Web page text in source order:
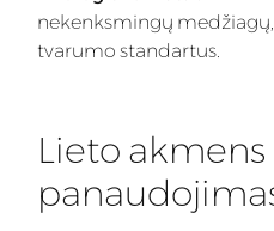
nekenksmingų
tvarumo standartus.
Lieto